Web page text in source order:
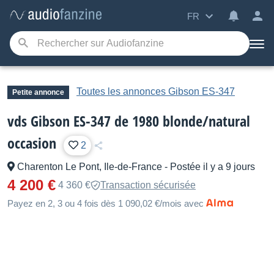
FR
Petite annonce Toutes les annonces Gibson ES-347
vds Gibson ES-347 de 1980 blonde/natural
occasion
2
Charenton Le Pont, Ile-de-France - Postée il y a 9 jours
4 200 € 4 360 €
Transaction sécurisée
Payez en 2, 3 ou 4 fois dès 1 090,02 €/mois avec